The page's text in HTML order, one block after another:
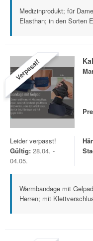
Medizinprodukt; für
Elasthan; in den Sorten
Verpasst!
Leider verpasst!
Gültig: 28.04. -
04.05.
Warmbandage mit
Herren; mit